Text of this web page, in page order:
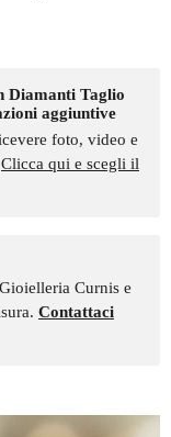
Diamanti Taglio
aggiuntive
foto, video e
Clicca qui e scegli il
Curnis e
Contattaci